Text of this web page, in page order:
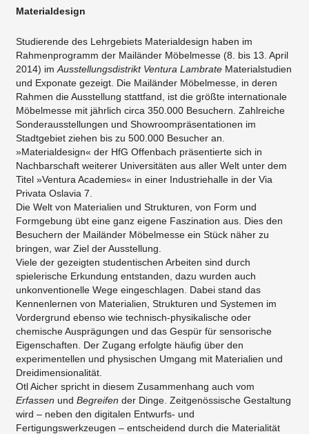
Materialdesign
Studierende des Lehrgebiets Materialdesign haben im
Rahmenprogramm der Mailänder Möbelmesse (8. bis 13. April
2014) im Ausstellungsdistrikt Ventura Lambrate Materialstudien
und Exponate gezeigt. Die Mailänder Möbelmesse, in deren
Rahmen die Ausstellung stattfand, ist die größte internationale
Möbelmesse mit jährlich circa 350.000 Besuchern. Zahlreiche
Sonderausstellungen und Showroompräsentationen im
Stadtgebiet ziehen bis zu 500.000 Besucher an.
»Materialdesign« der HfG Offenbach präsentierte sich in
Nachbarschaft weiterer Universitäten aus aller Welt unter dem
Titel »Ventura Academies« in einer Industriehalle in der Via
Privata Oslavia 7.
Die Welt von Materialien und Strukturen, von Form und
Formgebung übt eine ganz eigene Faszination aus. Dies den
Besuchern der Mailänder Möbelmesse ein Stück näher zu
bringen, war Ziel der Ausstellung.
Viele der gezeigten studentischen Arbeiten sind durch
spielerische Erkundung entstanden, dazu wurden auch
unkonventionelle Wege eingeschlagen. Dabei stand das
Kennenlernen von Materialien, Strukturen und Systemen im
Vordergrund ebenso wie technisch-physikalische oder
chemische Ausprägungen und das Gespür für sensorische
Eigenschaften. Der Zugang erfolgte häufig über den
experimentellen und physischen Umgang mit Materialien und
Dreidimensionalität.
Otl Aicher spricht in diesem Zusammenhang auch vom
Erfassen und Begreifen der Dinge. Zeitgenössische Gestaltung
wird – neben den digitalen Entwurfs- und
Fertigungswerkzeugen – entscheidend durch die Materialität